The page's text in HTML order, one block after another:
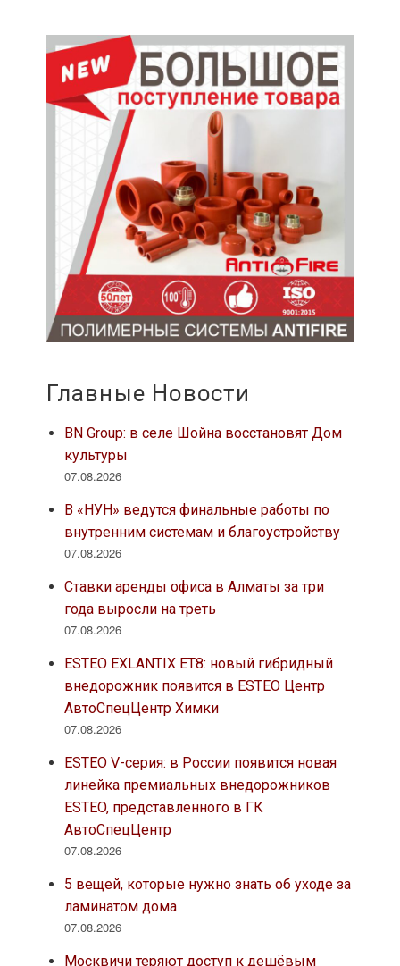
Главные Новости
BN Group: в селе Шойна восстановят Дом
культуры
07.08.2026
В «НУН» ведутся финальные работы по
внутренним системам и благоустройству
07.08.2026
Ставки аренды офиса в Алматы за три
года выросли на треть
07.08.2026
ESTEO EXLANTIX ET8: новый гибридный
внедорожник появится в ESTEO Центр
АвтоСпецЦентр Химки
07.08.2026
ESTEO V-серия: в России появится новая
линейка премиальных внедорожников
ESTEO, представленного в ГК
АвтоСпецЦентр
07.08.2026
5 вещей, которые нужно знать об уходе за
ламинатом дома
07.08.2026
Москвичи теряют доступ к дешёвым